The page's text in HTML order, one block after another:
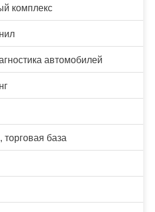
комплекс
автомобилей
торговая база